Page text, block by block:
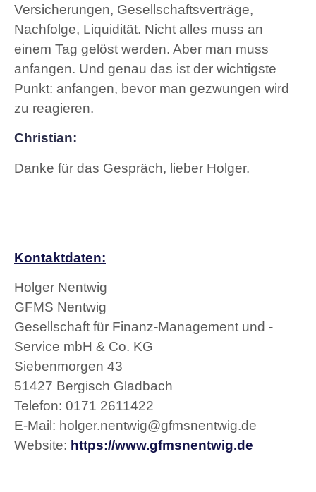
Versicherungen, Gesellschaftsverträge,
Nachfolge, Liquidität. Nicht alles muss an
einem Tag gelöst werden. Aber man muss
anfangen. Und genau das ist der wichtigste
Punkt: anfangen, bevor man gezwungen wird
zu reagieren.
Christian:
Danke für das Gespräch, lieber Holger.
Kontaktdaten:
Holger Nentwig
GFMS Nentwig
Gesellschaft für Finanz-Management und -
Service mbH & Co. KG
Siebenmorgen 43
51427 Bergisch Gladbach
Telefon: 0171 2611422
E-Mail: holger.nentwig@gfmsnentwig.de
Website: https://www.gfmsnentwig.de